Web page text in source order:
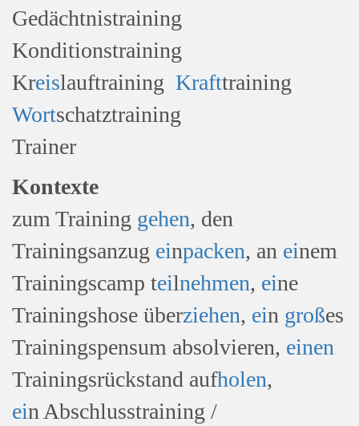
Gedächtnistraining
Konditionstraining
Kreislauftraining Krafttraining
Wortschatztraining
Trainer
Kontexte
zum Training gehen, den
Trainingsanzug einpacken, an einem
Trainingscamp teilnehmen, eine
Trainingshose überziehen, ein großes
Trainingspensum absolvieren, einen
Trainingsrückstand aufholen,
ein Abschlusstraining /